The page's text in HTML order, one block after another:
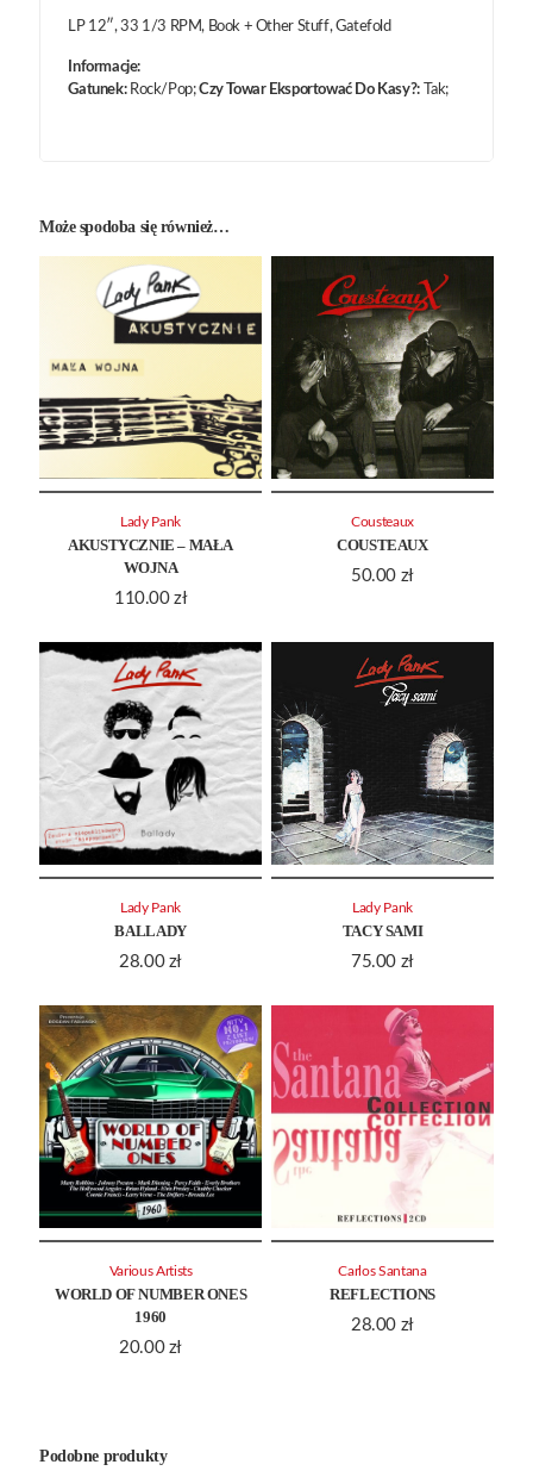
LP 12″, 33 1/3 RPM, Book + Other Stuff, Gatefold
Informacje:
Gatunek:Rock/Pop;Czy Towar Eksportować Do Kasy?:Tak;
Może spodoba się również…
AKUSTYCZNIE – MAŁA
WOJNA
110.00 zł
Lady Pank
COUSTEAUX
50.00 zł
Cousteaux
BALLADY
28.00 zł
Lady Pank
TACY SAMI
75.00 zł
Lady Pank
WORLD OF NUMBER ONES
1960
20.00 zł
Various Artists
REFLECTIONS
28.00 zł
Carlos Santana
Podobne produkty